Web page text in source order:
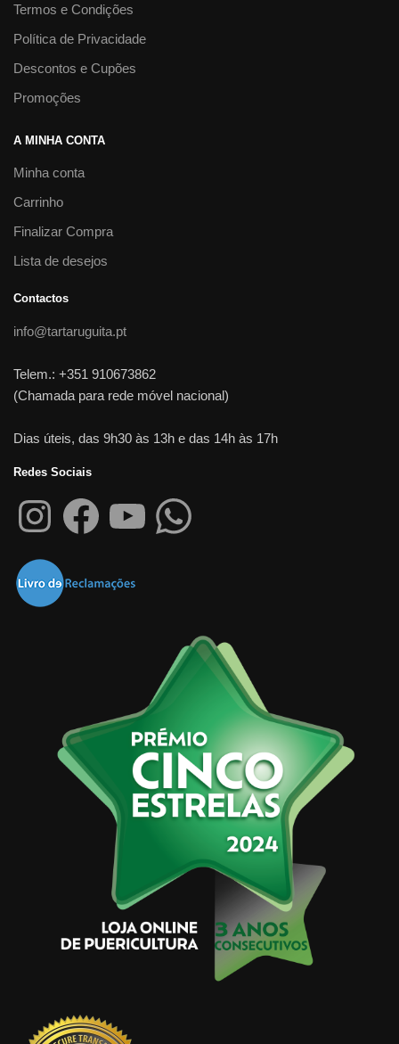
Termos e Condições
Política de Privacidade
Descontos e Cupões
Promoções
A MINHA CONTA
Minha conta
Carrinho
Finalizar Compra
Lista de desejos
Contactos
info@tartaruguita.pt
Telem.: +351 910673862
(Chamada para rede móvel nacional)
Dias úteis, das 9h30 às 13h e das 14h às 17h
Redes Sociais